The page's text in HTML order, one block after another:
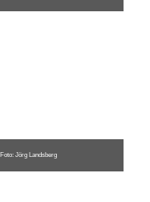
Foto: Jörg Landsberg